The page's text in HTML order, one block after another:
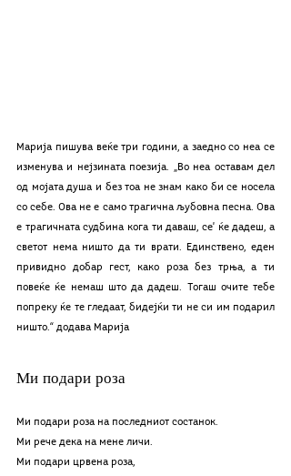
Марија пишува веќе три години, а заедно со неа се
изменува и нејзината поезија. „Во неа оставам дел
од мојата душа и без тоа не знам како би се носела
со себе. Ова не е само трагична љубовна песна. Ова
е трагичната судбина кога ти даваш, се' ќе дадеш, а
светот нема ништо да ти врати. Единствено, еден
привидно добар гест, како роза без трња, а ти
повеќе ќе немаш што да дадеш. Тогаш очите тебе
попреку ќе те гледаат, бидејќи ти не си им подарил
ништо.“ додава Марија
Ми подари роза
Ми подари роза на последниот состанок.
Ми рече дека на мене личи.
Ми подари црвена роза,